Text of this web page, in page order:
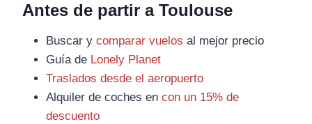
Antes de partir a Toulouse
Buscar y comparar vuelos al mejor precio
Guía de Lonely Planet
Traslados desde el aeropuerto
Alquiler de coches en con un 15% de
descuento